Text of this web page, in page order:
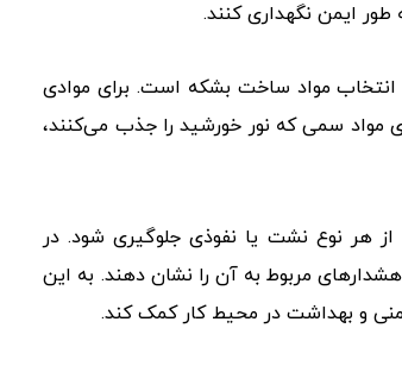
طور ایمن نگهداری کنند.
انتخاب مواد ساخت بشکه است. برای موادی
مواد سمی که نور خورشید را جذب می‌کنند،
هر نوع نشت یا نفوذی جلوگیری شود. در
مربوط به آن را نشان دهند. به این
و بهداشت در محیط کار کمک کند.